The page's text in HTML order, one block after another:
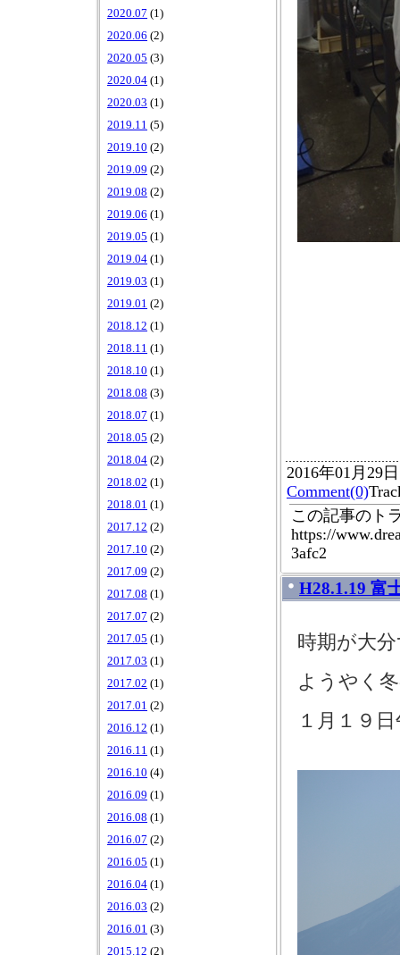
2020.07 (1)
2020.06 (2)
2020.05 (3)
2020.04 (1)
2020.03 (1)
2019.11 (5)
2019.10 (2)
2019.09 (2)
2019.08 (2)
2019.06 (1)
2019.05 (1)
2019.04 (1)
2019.03 (1)
2019.01 (2)
2018.12 (1)
2018.11 (1)
2018.10 (1)
2018.08 (3)
2018.07 (1)
2018.05 (2)
2018.04 (2)
2018.02 (1)
2018.01 (1)
2017.12 (2)
2017.10 (2)
2017.09 (2)
2017.08 (1)
2017.07 (2)
2017.05 (1)
2017.03 (1)
2017.02 (1)
2017.01 (2)
2016.12 (1)
2016.11 (1)
2016.10 (4)
2016.09 (1)
2016.08 (1)
2016.07 (2)
2016.05 (1)
2016.04 (1)
2016.03 (2)
2016.01 (3)
2015.12 (2)
2016年01月29
Comment(0)
この記事のト
https://
3afc2
H28.1.19 富
時期が大
ようやく
１月１９